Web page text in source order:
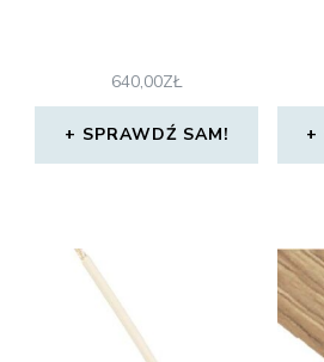
640,00ZŁ
SPRAWDŹ SAM!